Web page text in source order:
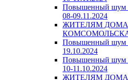
Повышенный шум
08-09.11.2024
ЖИТЕЛЯМ ДОМА
Повышенный шум
19.10.2024
Повышенный шум
10-11.10.2024
ЖИТЕЛЯМ ДОМА